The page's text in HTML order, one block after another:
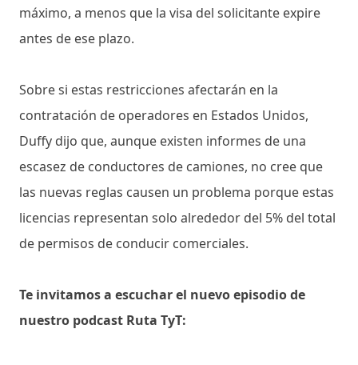
máximo, a menos que la visa del solicitante expire
antes de ese plazo.
Sobre si estas restricciones afectarán en la
contratación de operadores en Estados Unidos,
Duffy dijo que, aunque existen informes de una
escasez de conductores de camiones, no cree que
las nuevas reglas causen un problema porque estas
licencias representan solo alrededor del 5% del total
de permisos de conducir comerciales.
Te invitamos a escuchar el nuevo episodio de
nuestro podcast Ruta TyT: